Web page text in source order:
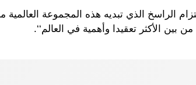
الراسخ الذي تبديه هذه المجموعة
الأكثر تعقيدا وأهمية في العالم‘‘.